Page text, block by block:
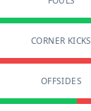
CORNER KICKS
OFFSIDES